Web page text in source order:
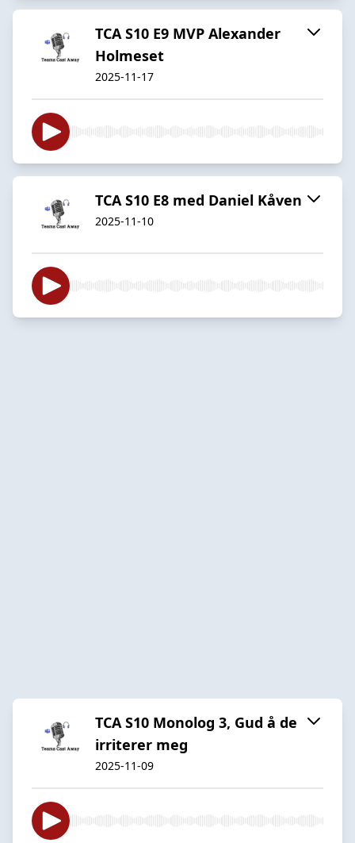
TCA S10 E9 MVP Alexander
Holmeset
2025-11-17
TCA S10 E8 med Daniel Kåven
2025-11-10
TCA S10 Monolog 3, Gud å de
irriterer meg
2025-11-09